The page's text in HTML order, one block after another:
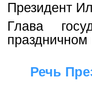
Президент
Глава
праздничном
Речь